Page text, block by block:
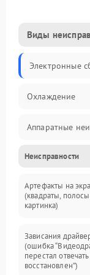
Виды
Электронные
Охлаждение
Аппаратные
Перегрев и
Видео
Интерфейсные
Неисправности
Артефакты на
(квадраты,
картинка)
Зависания
(ошибка
перестал
восстановлен”)